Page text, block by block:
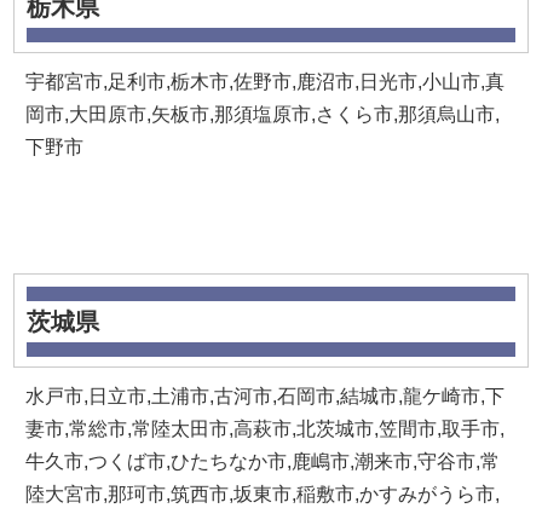
栃木県
宇都宮市,足利市,栃木市,佐野市,鹿沼市,日光市,小山市,真
岡市,大田原市,矢板市,那須塩原市,さくら市,那須烏山市,
下野市
茨城県
水戸市,日立市,土浦市,古河市,石岡市,結城市,龍ケ崎市,下
妻市,常総市,常陸太田市,高萩市,北茨城市,笠間市,取手市,
牛久市,つくば市,ひたちなか市,鹿嶋市,潮来市,守谷市,常
陸大宮市,那珂市,筑西市,坂東市,稲敷市,かすみがうら市,